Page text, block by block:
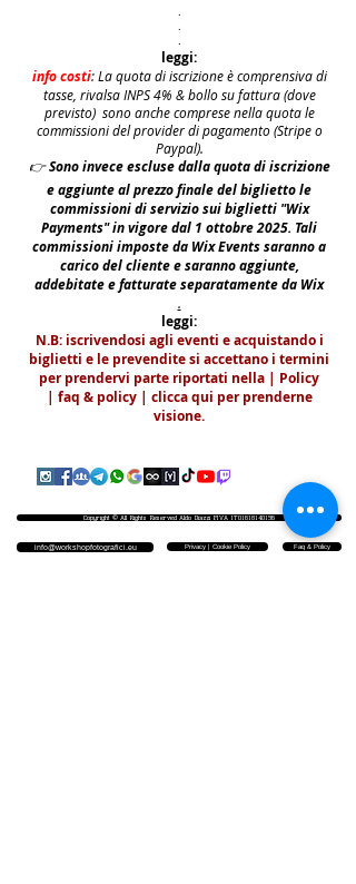
.
.
.
leggi:
info costi: La quota di iscrizione è comprensiva di
tasse, rivalsa INPS 4% & bollo su fattura (dove
previsto) sono anche comprese nella quota le
commissioni del provider di pagamento (Stripe o
Paypal).
👉Sono invece escluse dalla quota di iscrizione
e aggiunte al prezzo finale del biglietto le
commissioni di servizio sui biglietti "Wix
Payments" in vigore dal 1 ottobre 2025. Tali
commissioni imposte da Wix Events saranno a
carico del cliente e saranno aggiunte,
addebitate e fatturate separatamente da Wix
.
leggi:
N.B: iscrivendosi agli eventi e acquistando i
biglietti e le prevendite si accettano i termini
per prendervi parte riportati nella | Policy
| faq & policy | clicca qui per prenderne
visione.
Copyright © All Rights Reserved Aldo Diazzi P.IVA IT01618140196
Faq & Policy
info@workshopfotografici.eu Privacy | Cookie Policy